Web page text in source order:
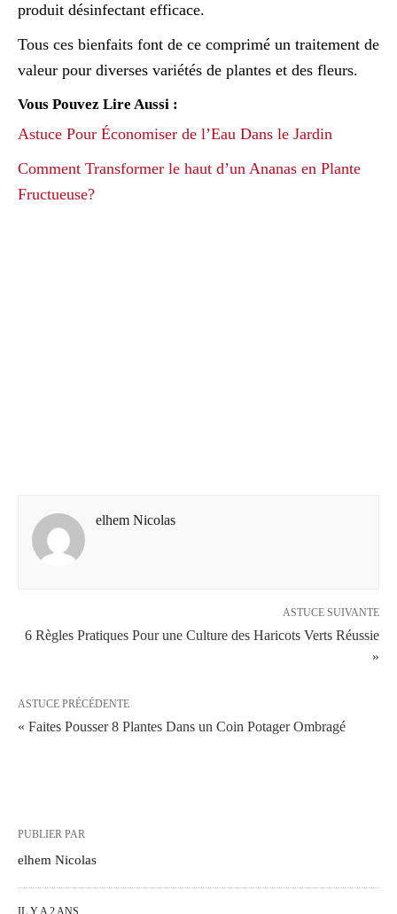
produit désinfectant efficace.
Tous ces bienfaits font de ce comprimé un traitement de
valeur pour diverses variétés de plantes et des fleurs.
Vous Pouvez Lire Aussi :
Astuce Pour Économiser de l’Eau Dans le Jardin
Comment Transformer le haut d’un Ananas en Plante
Fructueuse?
elhem Nicolas
ASTUCE SUIVANTE
6 Règles Pratiques Pour une Culture des Haricots Verts Réussie
»
ASTUCE PRÉCÉDENTE
« Faites Pousser 8 Plantes Dans un Coin Potager Ombragé
PUBLIER PAR
elhem Nicolas